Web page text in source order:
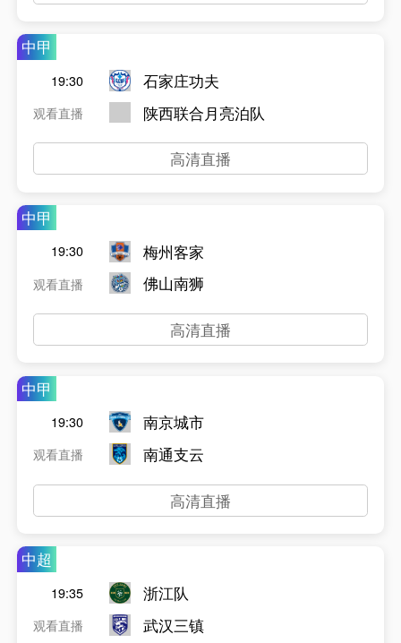
中甲
19:30
观看直播
石家庄功夫
陕西联合月亮泊队
高清直播
中甲
19:30
观看直播
梅州客家
佛山南狮
高清直播
中甲
19:30
观看直播
南京城市
南通支云
高清直播
中超
19:35
观看直播
浙江队
武汉三镇